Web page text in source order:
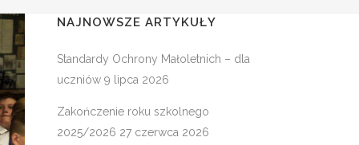
NAJNOWSZE ARTYKUŁY
Standardy Ochrony Małoletnich – dla
uczniów 9 lipca 2026
Zakończenie roku szkolnego
2025/2026 27 czerwca 2026